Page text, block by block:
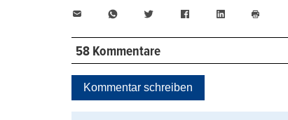
WhatsAppTwitter FacebookLinkedIn
drucken
58 Kommentare
Kommentar schreiben